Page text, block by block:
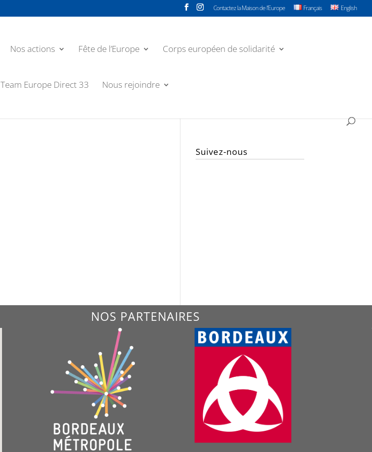
Contactez la Maison de l’Europe Français English
Nos actions Fête de l’Europe Corps européen de solidarité
Team Europe Direct 33 Nous rejoindre
Suivez-nous
NOS PARTENAIRES